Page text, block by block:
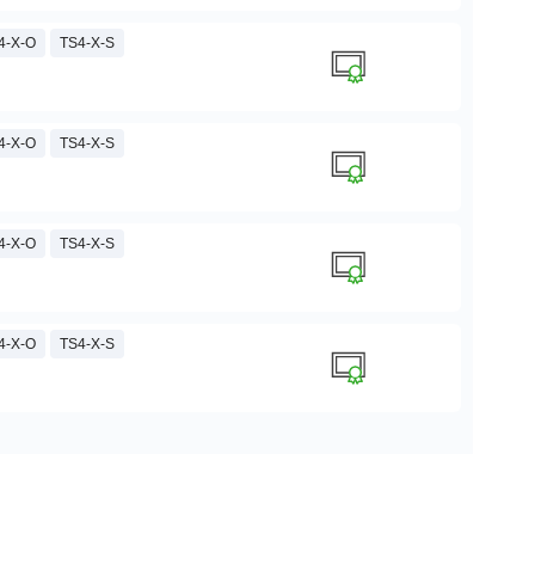
X-O TS4-X-S
X-O TS4-X-S
X-O TS4-X-S
X-O TS4-X-S